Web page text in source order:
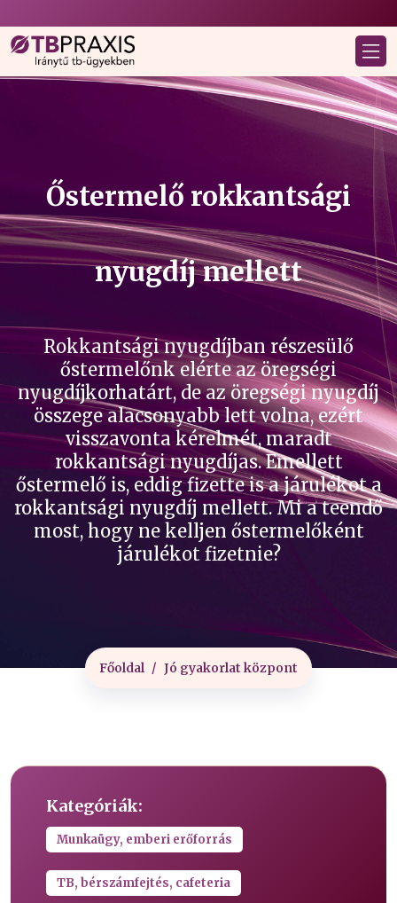
Őstermelő rokkantsági
nyugdíj mellett
Rokkantsági nyugdíjban részesülő
őstermelőnk elérte az öregségi
nyugdíjkorhatárt, de az öregségi nyugdíj
összege alacsonyabb lett volna, ezért
visszavonta kérelmét, maradt
rokkantsági nyugdíjas. Emellett
őstermelő is, eddig fizette is a járulékot a
rokkantsági nyugdíj mellett. Mi a teendő
most, hogy ne kelljen őstermelőként
járulékot fizetnie?
Főoldal Jó gyakorlat központ
Kategóriák:
Munkaügy, emberi erőforrás
TB, bérszámfejtés, cafeteria